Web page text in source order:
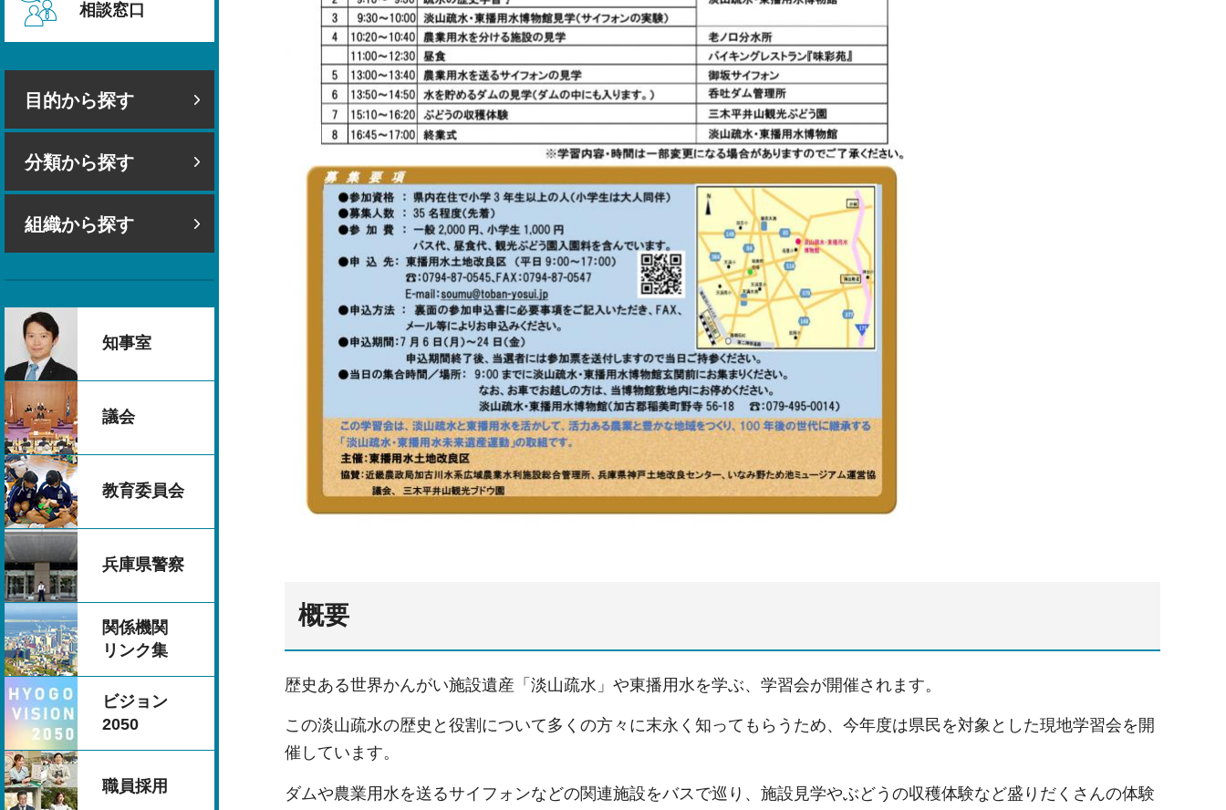
相談窓口
目的から探す
分類から探す
組織から探す
知事室
議会
教育委員会
兵庫県警察
関係機関
リンク集
ビジョン
2050
職員採用
概要
歴史ある世界かんがい施設遺産「淡山疏水」や東播用水を学ぶ、学習会が開催されます。
この淡山疏水の歴史と役割について多くの方々に末永く知ってもらうため、今年度は県民を対象とした現地学習会を開
催しています。
ダムや農業用水を送るサイフォンなどの関連施設をバスで巡り、施設見学やぶどうの収穫体験など盛りだくさんの体験